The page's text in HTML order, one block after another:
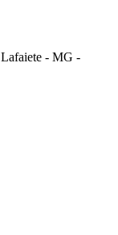
- MG -